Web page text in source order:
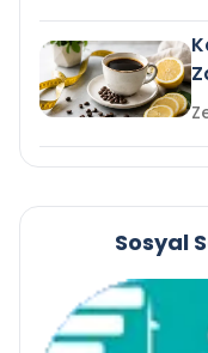
Sosyal